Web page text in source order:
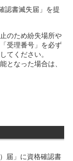
認書滅失届」を提
のため紛失場所や
受理番号」を必ず
てください。
となった場合は、
届」に資格確認書